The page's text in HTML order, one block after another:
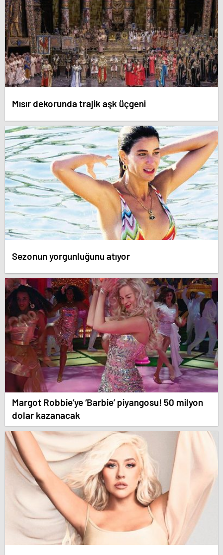
Mısır dekorunda trajik aşk üçgeni
Sezonun yorgunluğunu atıyor
Margot Robbie’ye ‘Barbie’ piyangosu! 50 milyon
dolar kazanacak